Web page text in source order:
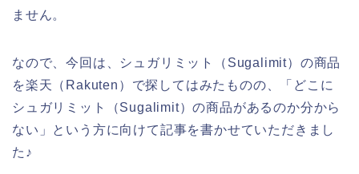
ません。
なので、今回は、シュガリミット（Sugalimit）の商品
を楽天（Rakuten）で探してはみたものの、「どこに
シュガリミット（Sugalimit）の商品があるのか分から
ない」という方に向けて記事を書かせていただきまし
た♪